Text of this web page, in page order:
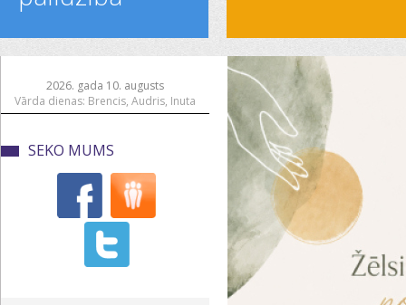
2026. gada 10. augusts
Vārda dienas: Brencis, Audris, Inuta
SEKO MUMS